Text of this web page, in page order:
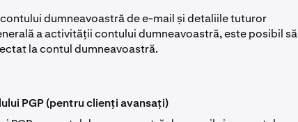
dumneavoastră de e-mail și detaliile tuturor
a activității contului dumneavoastră, este posibil să
la contul dumneavoastră.
PGP (pentru clienți avansați)